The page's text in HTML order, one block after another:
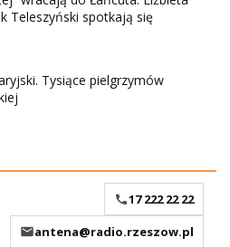
Teleszyński spotkają się
Tysiące pielgrzymów
17 222 22 22
antena@radio.rzeszow.pl